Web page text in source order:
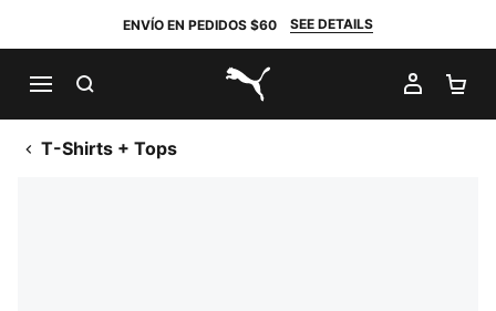
ENVÍO EN PEDIDOS $60 SEE DETAILS
PUMA.com
MI
T-Shirts + Tops